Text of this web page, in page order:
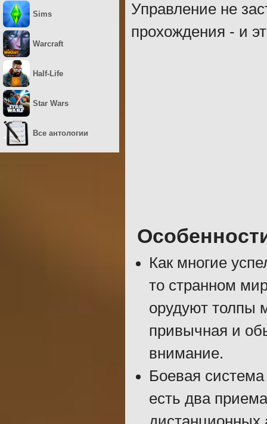
Управление не
прохождения - и
Как многие
то странном
орудуют толпы
привычная и
внимание.
Боевая
есть два
Sims
Warcraft
Half-Life
Star Wars
Все антологии